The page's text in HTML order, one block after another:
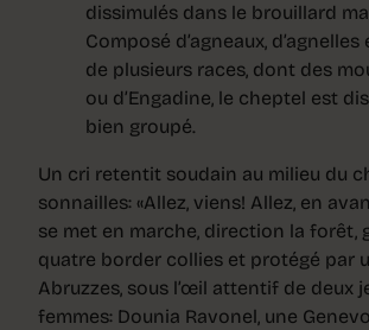
dissimulés dans le brouillard
Composé d’agneaux,
de plusieurs races, dont des
ou d’Engadine, le cheptel est
bien groupé.
Un cri retentit soudain au milieu du
sonnailles: «Allez, viens! Allez, en
se met en marche, direction la forêt,
quatre border collies et protégé par
Abruzzes, sous l’œil attentif de deux
femmes: Dounia Ravonel, une